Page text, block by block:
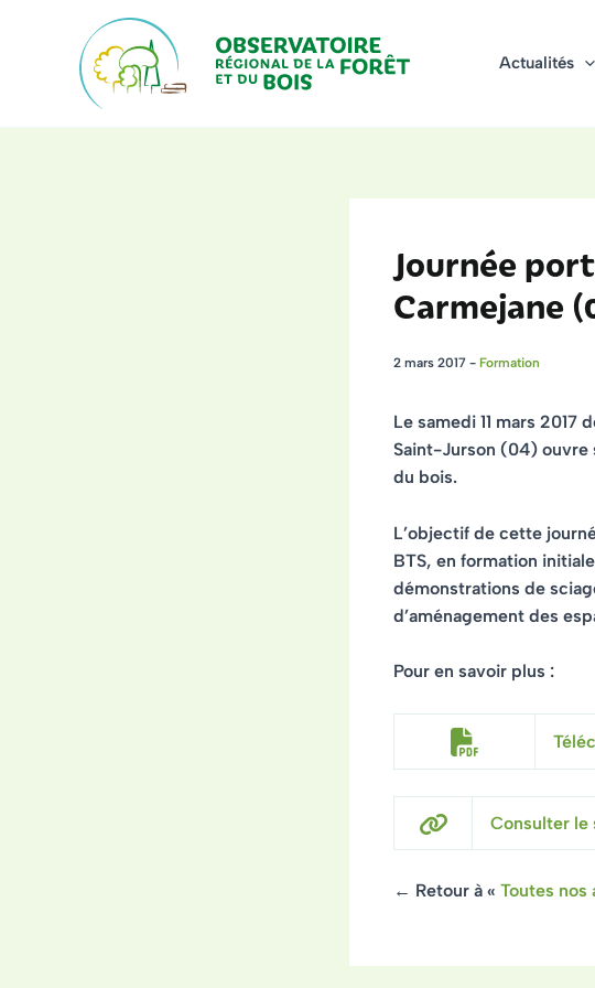
Actualités
Journée
Carmejane
2 mars 2017 - Formation
Le samedi 11 mars
Saint-Jurson (04) ouvre
du bois.
L’objectif de cette
BTS, en formation
démonstrations de
d’aménagement des
Pour en savoir plus :
Consulter le
← Retour à « Toutes nos